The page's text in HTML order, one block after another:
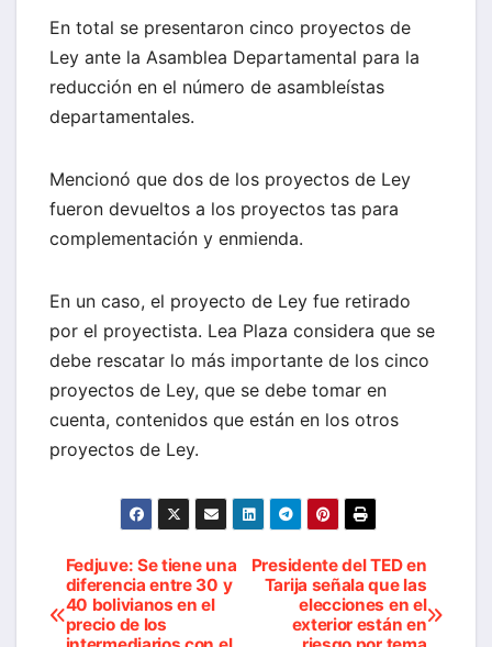
En total se presentaron cinco proyectos de
Ley ante la Asamblea Departamental para la
reducción en el número de asambleístas
departamentales.
Mencionó que dos de los proyectos de Ley
fueron devueltos a los proyectos tas para
complementación y enmienda.
En un caso, el proyecto de Ley fue retirado
por el proyectista. Lea Plaza considera que se
debe rescatar lo más importante de los cinco
proyectos de Ley, que se debe tomar en
cuenta, contenidos que están en los otros
proyectos de Ley.
Navegación
de
Presidente del TED en
Tarija señala que las
elecciones en el
exterior están en
Fedjuve: Se tiene una
diferencia entre 30 y
40 bolivianos en el
precio de los